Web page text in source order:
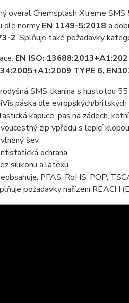
overal Chemsplash Xtreme
dle normy EN 1149-5:2018 a
2. Splňuje také požadavky
EN ISO:
TYPE 6,
SMS tkanina s hustotou
páska dle evropských/britských
kapuce, pas na zádech,
zip vpředu s lepicí klopou
šev
ochrana
silikonu a latexu
PFAS, RoHS, POP,
požadavky nařízení REACH